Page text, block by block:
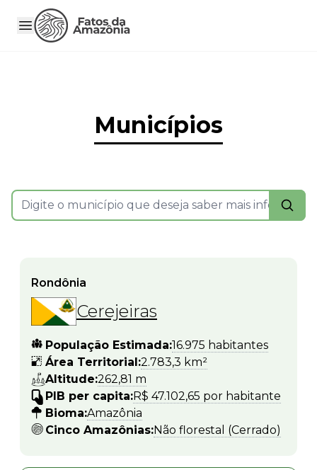
Municípios
Rondônia
Cerejeiras
População Estimada:16.975 habitantes
Área Territorial:2.783,3 km²
Altitude:262,81 m
PIB per capita:R$ 47.102,65 por habitante
Bioma:Amazônia
Cinco Amazônias:Não florestal (Cerrado)